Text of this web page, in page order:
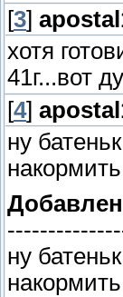
[3]
хотя
41г...вот
[4]
ну
ну